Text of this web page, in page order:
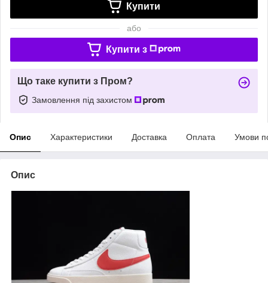
Купити
або
Купити з
Що таке купити з Пром?
Замовлення під захистом
Опис Характеристики Доставка Оплата Умови
Опис